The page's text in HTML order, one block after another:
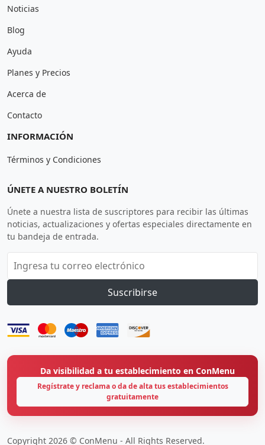
Noticias
Blog
Ayuda
Planes y Precios
Acerca de
Contacto
INFORMACIÓN
Términos y Condiciones
ÚNETE A NUESTRO BOLETÍN
Únete a nuestra lista de suscriptores para recibir las últimas
noticias, actualizaciones y ofertas especiales directamente en
tu bandeja de entrada.
Suscribirse
Da visibilidad a tu establecimiento en ConMenu
Regístrate y reclama o da de alta tus establecimientos
gratuitamente
Copyright 2026 © ConMenu - All Rights Reserved.